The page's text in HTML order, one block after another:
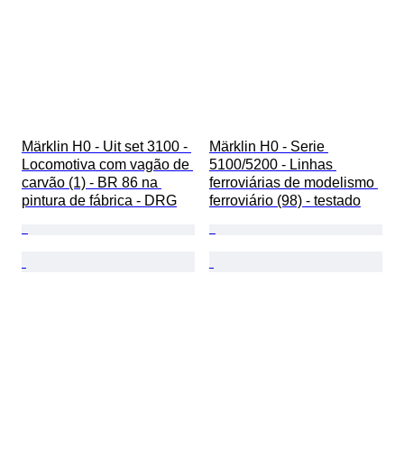
Märklin H0 - Uit set 3100 -
Locomotiva com vagão de
carvão (1) - BR 86 na
pintura de fábrica - DRG
Märklin H0 - Serie
5100/5200 - Linhas
ferroviárias de modelismo
ferroviário (98) - testado